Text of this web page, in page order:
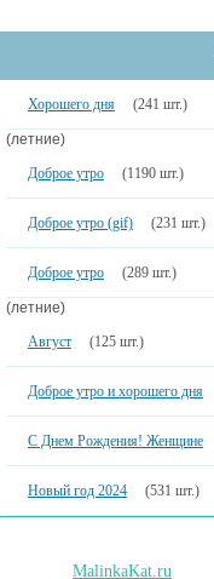
Хорошего дня (241 шт.)
(летние)
Доброе утро
(1190 шт.)
Доброе утро (gif) (231 шт.)
Доброе утро (289 шт.)
(летние)
Август
(125 шт.)
Доброе утро и хорошего дня
С Днем Рождения! Женщине
Новый год 2024 (531 шт.)
MalinkaKat.ru